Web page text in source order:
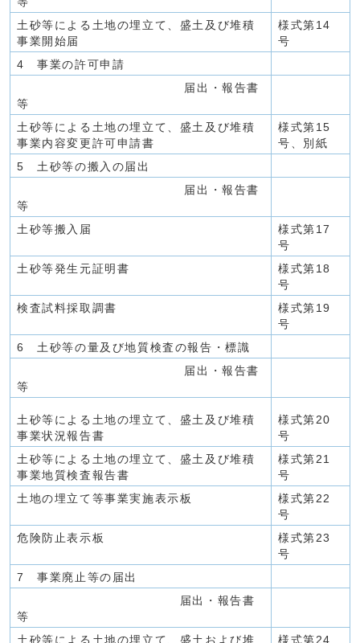
土砂等による土地の埋立て、盛土及び堆積
事業開始届
様式第14
号
4 事業の許可申請
届出・報告書
等
土砂等による土地の埋立て、盛土及び堆積
事業内容変更許可申請書
様式第15
号、別紙
5 土砂等の搬入の届出
届出・報告書
等
土砂等搬入届
様式第17
号
土砂等発生元証明書
様式第18
号
検査試料採取調書
様式第19
号
6 土砂等の量及び地質検査の報告・標識
届出・報告書
等
土砂等による土地の埋立て、盛土及び堆積
事業状況報告書
様式第20
号
土砂等による土地の埋立て、盛土及び堆積
事業地質検査報告書
様式第21
号
土地の埋立て等事業実施表示板
様式第22
号
危険防止表示板
様式第23
号
7 事業廃止等の届出
届出・報告書
等
土砂等による土地の埋立て、盛土および堆
様式第24